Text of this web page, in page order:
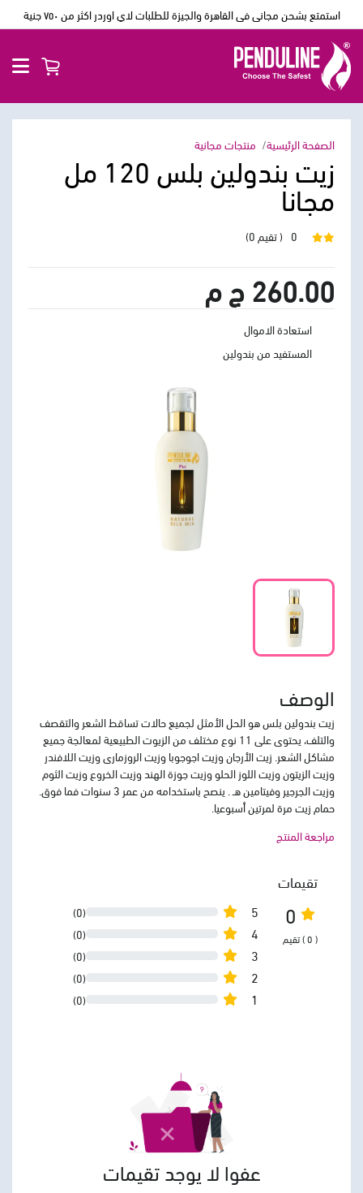
استمتع بشحن مجانى فى القاهرة والجيزة للطلبات لاي اوردر اكثر من ٧٥٠ جنية
الصفحة الرئيسية منتجات مجانية زيت بندولين بلس 120 مل
مجانا
0 ( تقيم 0)
260.00 ج م
استعادة الاموال
المستفيد من بندولين
الوصف
زيت بندولين بلس هو الحل الأمثل لجميع حالات تساقط الشعر والتقصف
والتلف، يحتوى على 11 نوع مختلف من الزيوت الطبيعية لمعالجة جميع
مشاكل الشعر. زيت الأرجان وزيت اجوجوبا وزيت الروزمارى وزيت اللافندر
وزيت الزيتون وزيت اللوز الحلو وزيت جوزة الهند وزيت الخروع وزيت الثوم
وزيت الجرجير وفيتامين هـ . ينصح باستخدامه من عمر 3 سنوات فما فوق.
حمام زيت مرة لمرتين أسبوعيا.
مراجعة المنتج
تقيمات
0
( 0 ) تقيم
5
(0)
4
(0)
3
(0)
2
(0)
1
(0)
عفوا لا يوجد تقيمات